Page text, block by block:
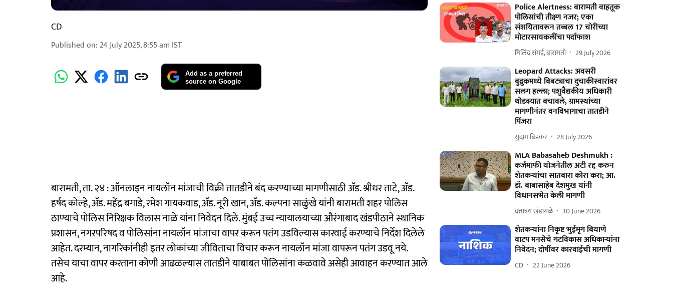
CD
Published on: 24 July 2025, 8:55 am IST
Add as a preferred
source on Google
बारामती, ता. २४ : ऑनलाइन नायलॉन मांजाची विक्री तातडीने बंद करण्याच्या मागणीसाठी ॲड. श्रीधर ताटे, ॲड.
हर्षद कोल्हे, ॲड. महेंद्र बगाडे, रमेश गायकवाड, ॲड. नूरी खान, ॲड. कल्पना साळुंखे यांनी बारामती शहर पोलिस
ठाण्याचे पोलिस निरिक्षक विलास नाळे यांना निवेदन दिले. मुंबई उच्च न्यायालयाच्या औरंगाबाद खंडपीठाने स्थानिक
प्रशासन, नगरपरिषद व पोलिसांना नायलॉन मांजाचा वापर करून पतंग उडविल्यास कारवाई करण्याचे निर्देश दिलेले
आहेत. दरम्यान, नागरिकांनीही इतर लोकांच्या जीविताचा विचार करून नायलॉन मांजा वापरून पतंग उडवू नये.
तसेच याचा वापर करताना कोणी आढळल्यास तातडीने याबाबत पोलिसांना कळवावे असेही आवाहन करण्यात आले
आहे.
Police Alertness: बारामती वाहतूक
पोलिसांची तीक्ष्ण नजर; एका
संशयितावरून तब्बल 17 चोरीच्या
मोटारसायकलींचा पर्दाफाश
मिलिंद संगई, बारामती 29 July 2026
Leopard Attacks: अवसरी
बुद्रुकमध्ये बिबट्याचा दुचाकीस्वारांवर
सलग हल्ला; पशुवैद्यकीय अधिकारी
थोडक्यात बचावले, ग्रामस्थांच्या
मागणीनंतर वनविभागाचा तातडीने
पिंजरा
सुदाम बिडकर 28 July 2026
MLA Babasaheb Deshmukh :
कर्जमाफी योजनेतील अटी रद्द करुन
शेतकऱ्यांचा सातबारा कोरा करा; आ.
डॉ. बाबासाहेब देशमुख यांनी
विधानसभेत केली मागणी
दत्तात्रय खंडागळे 30 June 2026
शेतकर्‍यांना निकृष्ट भुईमृग बियाणे
वाटप मनसेचे गटविकास अधिकार्‍यांना
निवेदन; दोषींवर कारवाईची मागणी
CD 22 June 2026